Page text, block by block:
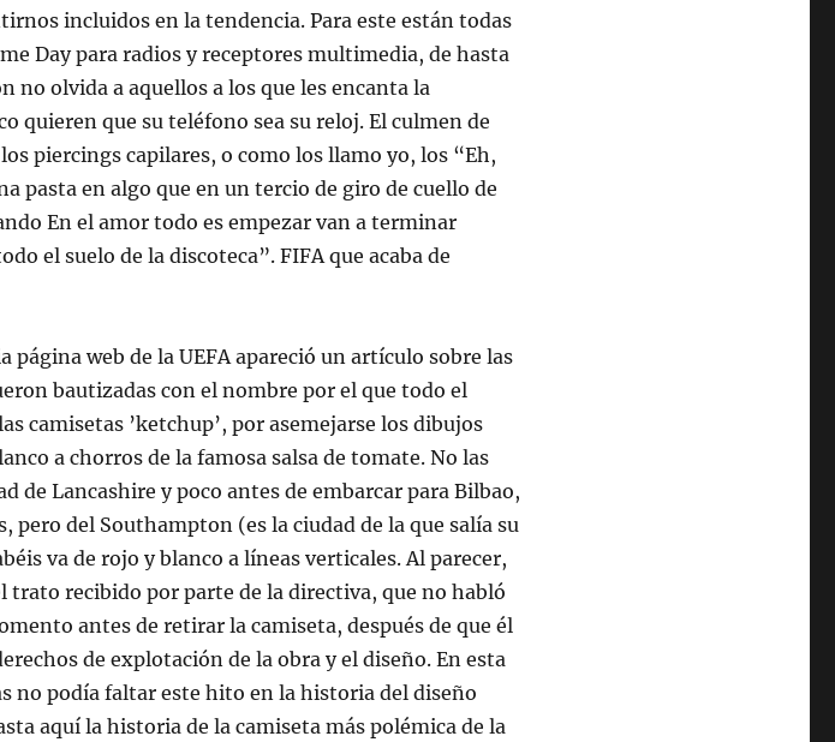
incluidos en la tendencia. Para este están todas
Day para radios y receptores multimedia, de hasta
no olvida a aquellos a los que les encanta la
quieren que su teléfono sea su reloj. El culmen de
piercings capilares, o como los llamo yo, los “Eh,
pasta en algo que en un tercio de giro de cuello de
En el amor todo es empezar van a terminar
el suelo de la discoteca”. FIFA que acaba de
página web de la UEFA apareció un artículo sobre las
bautizadas con el nombre por el que todo el
camisetas ’ketchup’, por asemejarse los dibujos
a chorros de la famosa salsa de tomate. No las
de Lancashire y poco antes de embarcar para Bilbao,
pero del Southampton (es la ciudad de la que salía su
va de rojo y blanco a líneas verticales. Al parecer,
trato recibido por parte de la directiva, que no habló
antes de retirar la camiseta, después de que él
de explotación de la obra y el diseño. En esta
no podía faltar este hito en la historia del diseño
aquí la historia de la camiseta más polémica de la